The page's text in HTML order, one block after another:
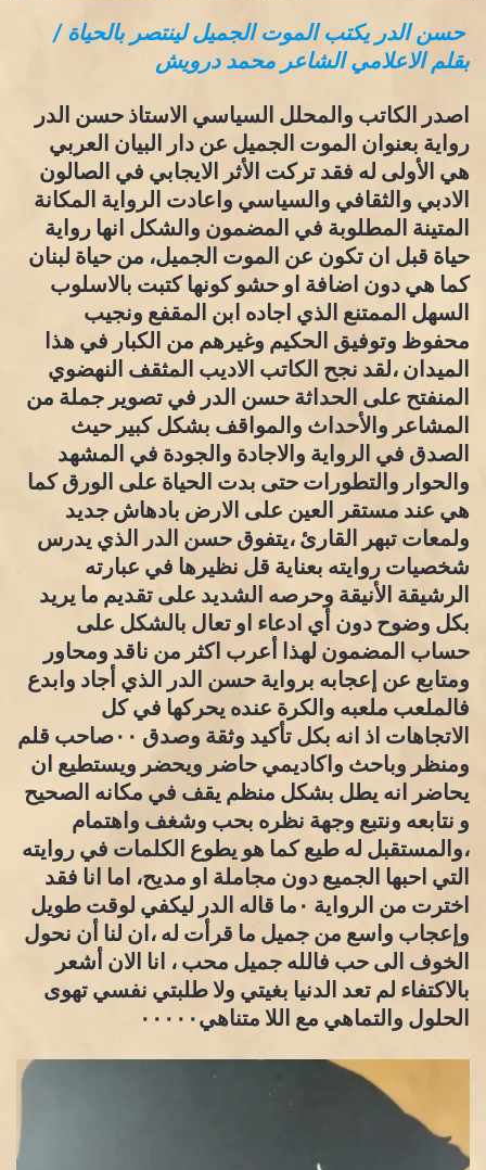
حسن الدر يكتب الموت الجميل لينتصر بالحياة /
بقلم الاعلامي الشاعر محمد درويش
اصدر الكاتب والمحلل السياسي الاستاذ حسن الدر
رواية بعنوان الموت الجميل عن دار البيان العربي
هي الأولى له فقد تركت الأثر الايجابي في الصالون
الادبي والثقافي والسياسي واعادت الرواية المكانة
المتينة المطلوبة في المضمون والشكل انها رواية
حياة قبل ان تكون عن الموت الجميل، من حياة لبنان
كما هي دون اضافة او حشو كونها كتبت بالاسلوب
السهل الممتنع الذي اجاده ابن المقفع ونجيب
محفوظ وتوفيق الحكيم وغيرهم من الكبار في هذا
الميدان ،لقد نجح الكاتب الاديب المثقف النهضوي
المنفتح على الحداثة حسن الدر في تصوير جملة من
المشاعر والأحداث والمواقف بشكل كبير حيث
الصدق في الرواية والاجادة والجودة في المشهد
والحوار والتطورات حتى بدت الحياة على الورق كما
هي عند مستقر العين على الارض بادهاش جديد
ولمعات تبهر القارئ ،يتفوق حسن الدر الذي يدرس
شخصيات روايته بعناية قل نظيرها في عبارته
الرشيقة الأنيقة وحرصه الشديد على تقديم ما يريد
بكل وضوح دون أي ادعاء او تعال بالشكل على
حساب المضمون لهذا أعرب اكثر من ناقد ومحاور
ومتابع عن إعجابه برواية حسن الدر الذي أجاد وابدع
فالملعب ملعبه والكرة عنده يحركها في كل
الاتجاهات اذ انه بكل تأكيد وثقة وصدق ٠٠صاحب قلم
ومنظر وباحث واكاديمي حاضر ويحضر ويستطيع ان
يحاضر انه يطل بشكل منظم يقف في مكانه الصحيح
و نتابعه ونتبع وجهة نظره بحب وشغف واهتمام
،والمستقبل له طيع كما هو يطوع الكلمات في روايته
التي احبها الجميع دون مجاملة او مديح، اما انا فقد
اخترت من الرواية ٠ما قاله الدر ليكفي لوقت طويل
وإعجاب واسع من جميل ما قرأت له ،ان لنا أن نحول
الخوف الى حب فالله جميل محب ، انا الان أشعر
بالاكتفاء لم تعد الدنيا بغيتي ولا طلبتي نفسي تهوى
الحلول والتماهي مع اللا متناهي٠٠٠٠٠